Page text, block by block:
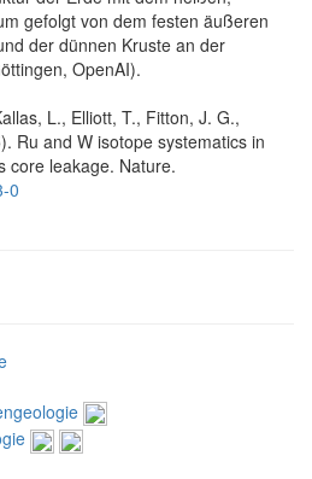
gefolgt von dem festen äußeren
der dünnen Kruste an der
OpenAI).
L., Elliott, T., Fitton, J. G.,
Ru and W isotope systematics in
core leakage. Nature.
0